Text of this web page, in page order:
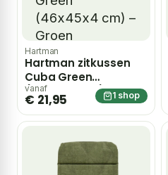
Hartman
Hartman zitkussen
Cuba Green
(46x45x4 cm) –
Groen
vanaf
€ 21,95 1 shop